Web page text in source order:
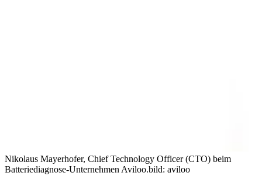
Nikolaus Mayerhofer, Chief Technology Officer (CTO) beim
Batteriediagnose-Unternehmen Aviloo.bild: aviloo